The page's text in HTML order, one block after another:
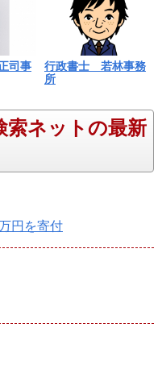
司事
行政書士 若林事務
所
索ネットの最新
円を寄付